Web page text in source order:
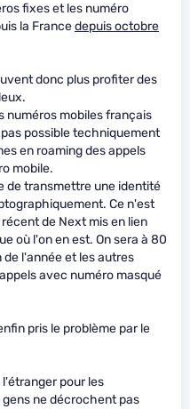
fixes et les numéro
la Francedepuis octobre
donc plus profiter des
numéros mobiles français
possible techniquement
en roaming des appels
mobile.
de transmettre une identité
Ce n'est
de Next mis en lien
où l'on en est. On sera à 80
l'année et les autres
avec numéro masqué
pris le problème par le
pour les
ne décrochent pas